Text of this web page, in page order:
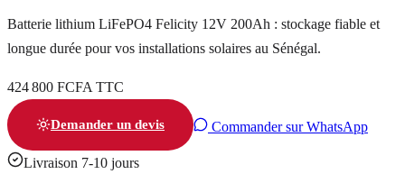
Batterie lithium LiFePO4 Felicity 12V 200Ah : stockage fiable et
longue durée pour vos installations solaires au Sénégal.
424 800 FCFA TTC
Demander un devis Commander sur WhatsApp
Livraison 7-10 jours